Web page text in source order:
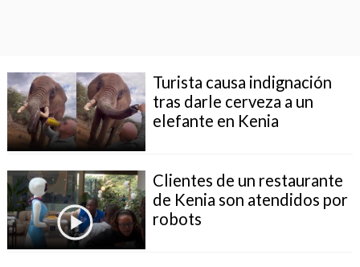
Turista causa indignación
tras darle cerveza a un
elefante en Kenia
Clientes de un restaurante
de Kenia son atendidos por
robots